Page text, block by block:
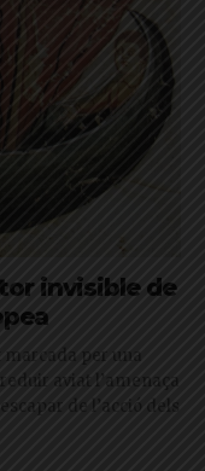
invisible de
marcada per una
aviat l’amenaça
de l’acció dels